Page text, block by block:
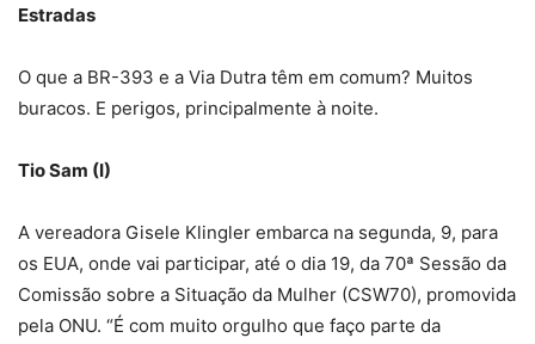
Estradas
O que a BR-393 e a Via Dutra têm em comum? Muitos
buracos. E perigos, principalmente à noite.
Tio Sam (I)
A vereadora Gisele Klingler embarca na segunda, 9, para
os EUA, onde vai participar, até o dia 19, da 70ª Sessão da
Comissão sobre a Situação da Mulher (CSW70), promovida
pela ONU. “É com muito orgulho que faço parte da